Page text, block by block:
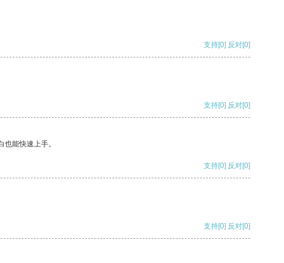
支持[0] 反对[0]
支持[0] 反对[0]
能快速上手。
支持[0] 反对[0]
支持[0] 反对[0]